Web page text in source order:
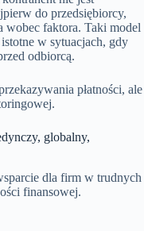
do przedsiębiorcy,
wobec faktora. Taki model
w sytuacjach, gdy
odbiorcą.
płatności, ale
globalny,
dla firm w trudnych
finansowej.